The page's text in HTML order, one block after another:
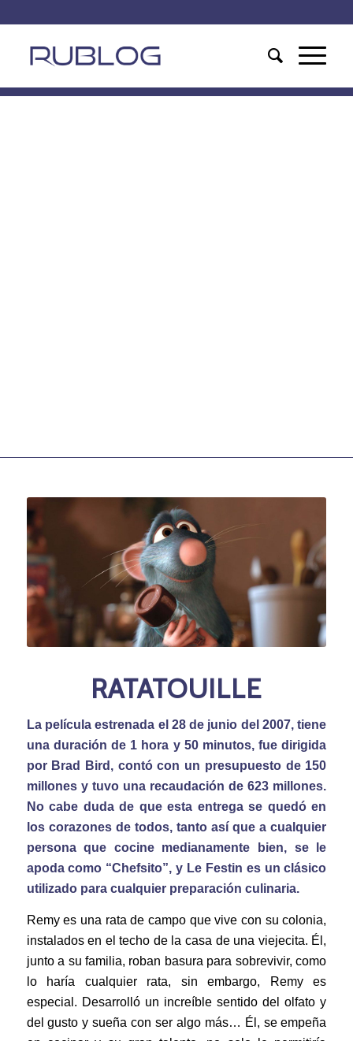
RATATOUILLE
La película estrenada el 28 de junio del 2007, tiene
una duración de 1 hora y 50 minutos, fue dirigida
por Brad Bird, contó con un presupuesto de 150
millones y tuvo una recaudación de 623 millones.
No cabe duda de que esta entrega se quedó en
los corazones de todos, tanto así que a cualquier
persona que cocine medianamente bien, se le
apoda como “Chefsito”, y Le Festin es un clásico
utilizado para cualquier preparación culinaria.
Remy es una rata de campo que vive con su colonia,
instalados en el techo de la casa de una viejecita. Él,
junto a su familia, roban basura para sobrevivir, como
lo haría cualquier rata, sin embargo, Remy es
especial. Desarrolló un increíble sentido del olfato y
del gusto y sueña con ser algo más… Él, se empeña